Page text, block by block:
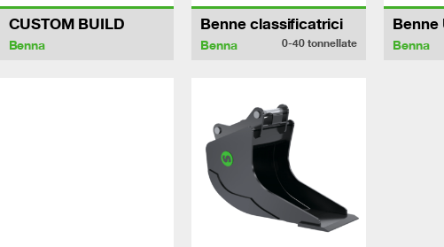
CUSTOM BUILD
Benna
Benne classificatrici
Benna 0-40tonnellate
Benne
Benna